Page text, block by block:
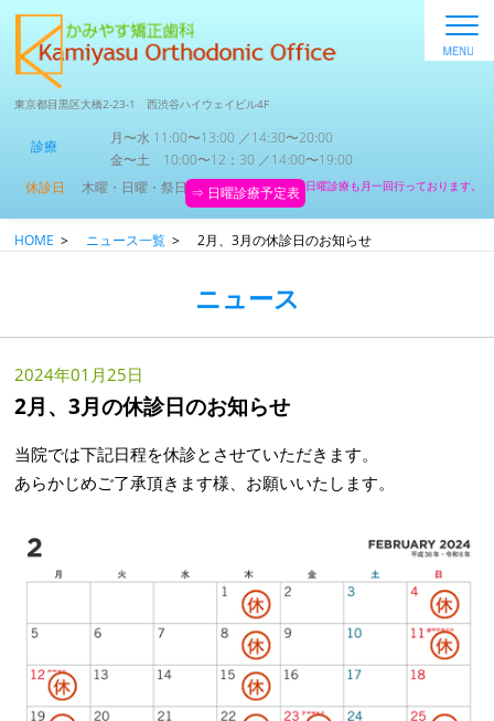
東京都目黒区大橋2-23-1 西渋谷ハイウェイビル4F
診療
月〜水 11:00〜13:00 ／14:30〜20:00
金〜土 10:00〜12：30 ／14:00〜19:00
休診日
木曜・日曜・祭日 ⇒ 日曜診療予定表 日曜診療も月一回行っております。
HOME > ニュース一覧 > 2月、3月の休診日のお知らせ
ニュース
2024年01月25日
2月、3月の休診日のお知らせ
当院では下記日程を休診とさせていただきます。
あらかじめご了承頂きます様、お願いいたします。